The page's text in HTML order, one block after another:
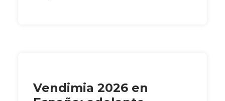
Vendimia 2026 en